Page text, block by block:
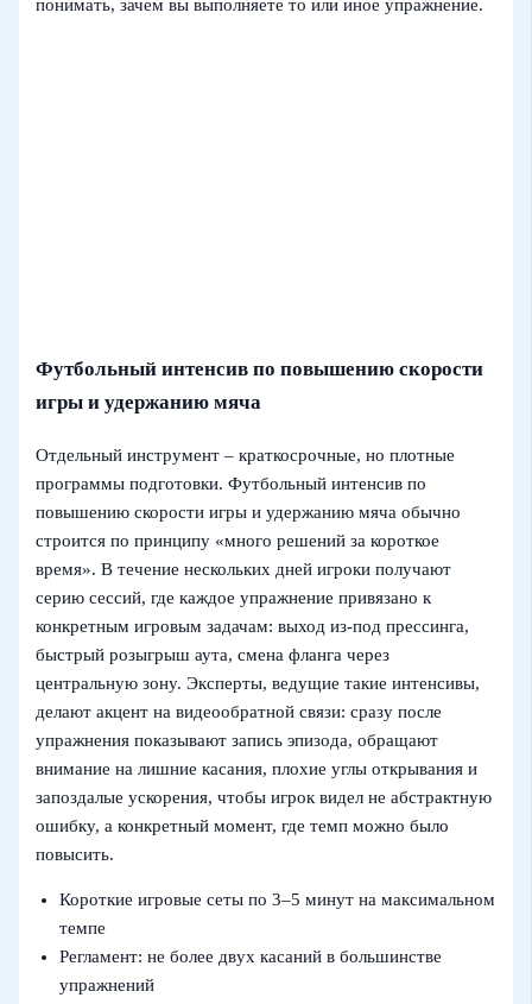
понимать, зачем вы выполняете то или иное упражнение.
Футбольный интенсив по повышению скорости
игры и удержанию мяча
Отдельный инструмент – краткосрочные, но плотные
программы подготовки. Футбольный интенсив по
повышению скорости игры и удержанию мяча обычно
строится по принципу «много решений за короткое
время». В течение нескольких дней игроки получают
серию сессий, где каждое упражнение привязано к
конкретным игровым задачам: выход из-под прессинга,
быстрый розыгрыш аута, смена фланга через
центральную зону. Эксперты, ведущие такие интенсивы,
делают акцент на видеообратной связи: сразу после
упражнения показывают запись эпизода, обращают
внимание на лишние касания, плохие углы открывания и
запоздалые ускорения, чтобы игрок видел не абстрактную
ошибку, а конкретный момент, где темп можно было
повысить.
Короткие игровые сеты по 3–5 минут на максимальном
темпе
Регламент: не более двух касаний в большинстве
упражнений